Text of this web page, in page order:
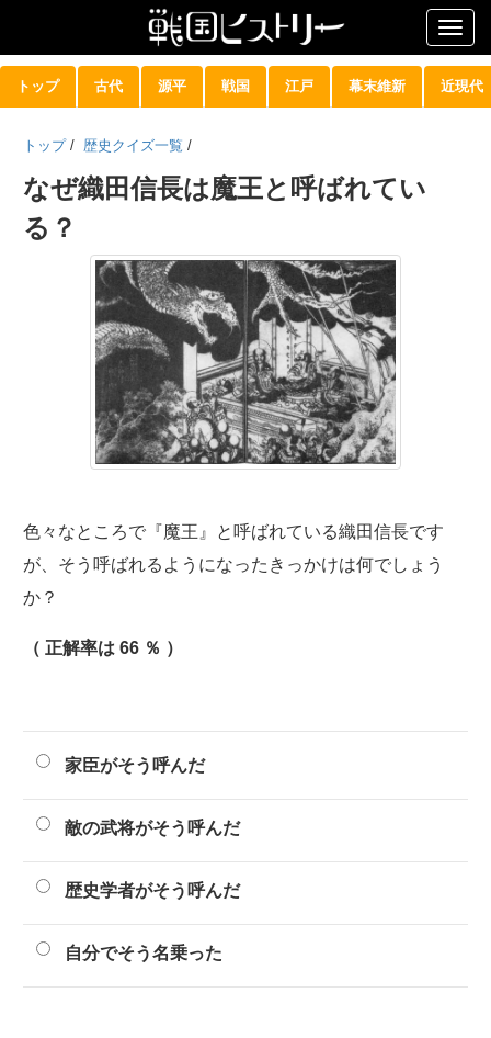
トップ 古代 源平 戦国 江戸 幕末維新 近現代
トップ / 歴史クイズ一覧 /
なぜ織田信長は魔王と呼ばれてい
る？
色々なところで『魔王』と呼ばれている織田信長です
が、そう呼ばれるようになったきっかけは何でしょう
か？
（ 正解率は 66 ％ ）
家臣がそう呼んだ
敵の武将がそう呼んだ
歴史学者がそう呼んだ
自分でそう名乗った